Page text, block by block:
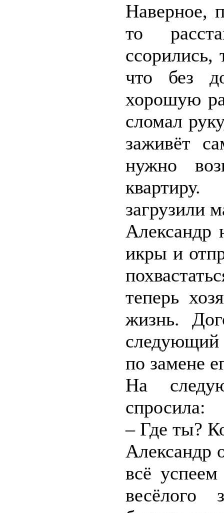
Наверное,
то
что без
хорошую
сломал
заживёт
нужно
загрузили
Александр
икры и
теперь
жизнь.
следующий
по замене
На
спросила:
– Где ты?
Александр
всё
весёлого